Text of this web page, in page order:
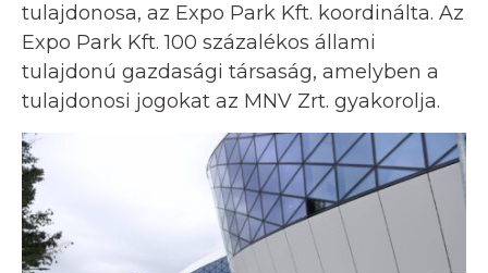
tulajdonosa, az Expo Park Kft. koordinálta. Az
Expo Park Kft. 100 százalékos állami
tulajdonú gazdasági társaság, amelyben a
tulajdonosi jogokat az MNV Zrt. gyakorolja.